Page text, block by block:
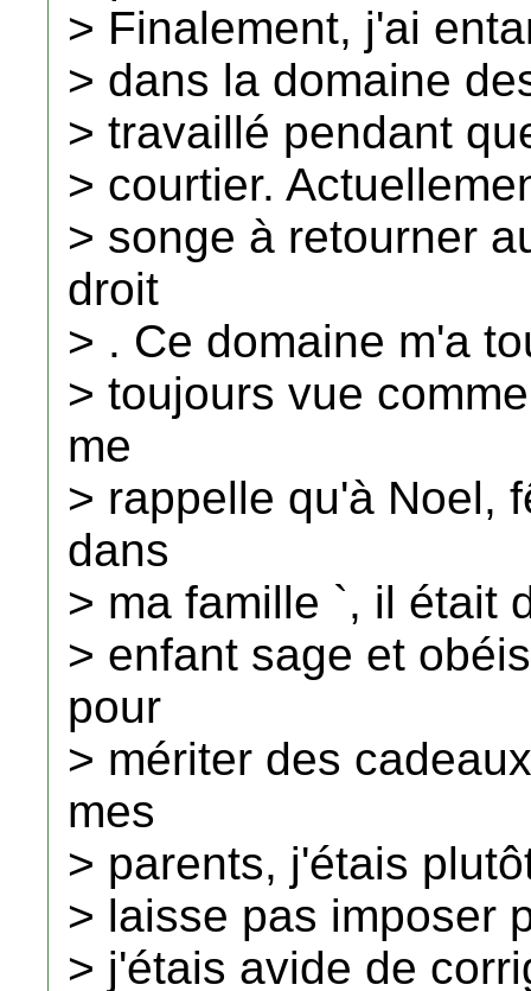
> Finalement, j'ai
> dans la domaine
> travaillé pendant
> courtier.
> songe à retourner
droit
> . Ce domaine m'a
> toujours vue
me
> rappelle qu'à Noel,
dans
> ma famille `, il était
> enfant sage et
pour
> mériter des
mes
> parents, j'étais
> laisse pas imposer
> j'étais avide de